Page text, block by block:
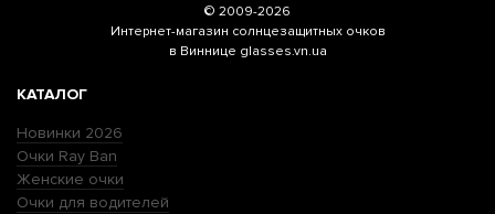
© 2009-2026
Интернет-магазин солнцезащитных очков
в Виннице glasses.vn.ua
КАТАЛОГ
Новинки 2026
Очки Ray Ban
Женские очки
Очки для водителей